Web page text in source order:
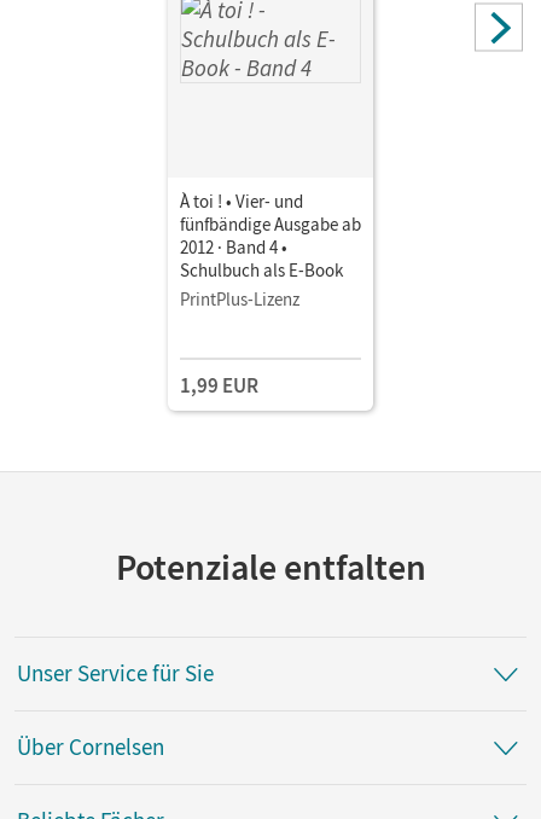
À toi ! • Vier- und
fünfbändige Ausgabe ab
2012 · Band 4 •
Schulbuch als E-Book
PrintPlus-Lizenz
1,99 EUR
Potenziale entfalten
Unser Service für Sie
Über Cornelsen